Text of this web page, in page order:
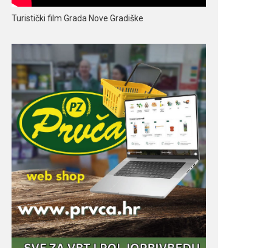
Turistički film Grada Nove Gradiške